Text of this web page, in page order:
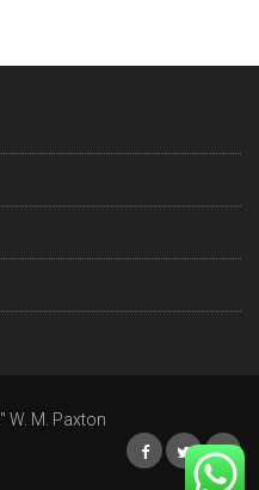
W. M. Paxton